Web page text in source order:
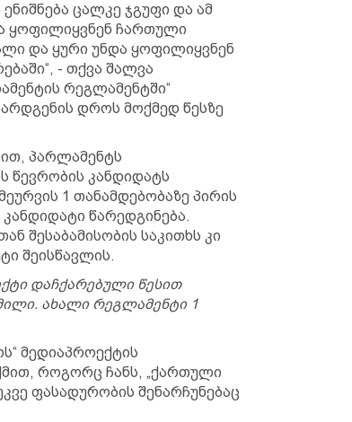
ცალკე ჯგუფი და ამ
ყოფილიყვნენ ჩართული
და ყური უნდა ყოფილიყვნენ
- თქვა შალვა
რეგლამენტში“
დროს მოქმედ წესზე
პარლამენტს
წევრობის კანდიდატს
1 თანამდებობაზე პირის
წარედგინება.
შესაბამისობის საკითხს კი
შეისწავლის.
დაჩქარებული წესით
ახალი რეგლამენტი 1
მედიაპროექტის
როგორც ჩანს, „ქართული
ფასადურობის შენარჩუნებაც